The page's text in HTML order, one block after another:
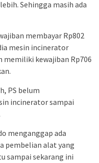
Sehingga masih ada
membayar Rp802
mesin incinerator
memiliki kewajiban Rp706
PS belum
incinerator sampai
menganggap ada
pembelian alat yang
sampai sekarang ini